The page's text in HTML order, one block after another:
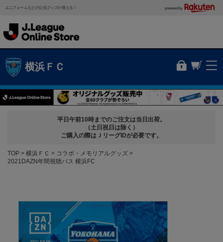
ユニフォームなどの公式グッズが買える！ powered by
横浜ＦＣ
平日午前10時までのご注文は当日出荷。
（土日祝日は除く）
ご購入の際はＪリーグIDが必要です。
TOP 横浜ＦＣ
コラボ・メモリアルグッズ
2021DAZN年間視聴パス 横浜FC